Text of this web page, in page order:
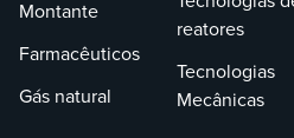
Montante
Farmacêuticos
Gás natural
reatores
Tecnologias
Mecânicas